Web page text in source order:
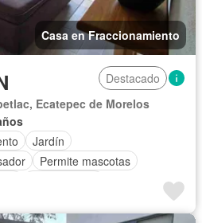
Casa en Fraccionamiento
Destacado
Ecatepec de Morelos
Jardín
Permite mascotas